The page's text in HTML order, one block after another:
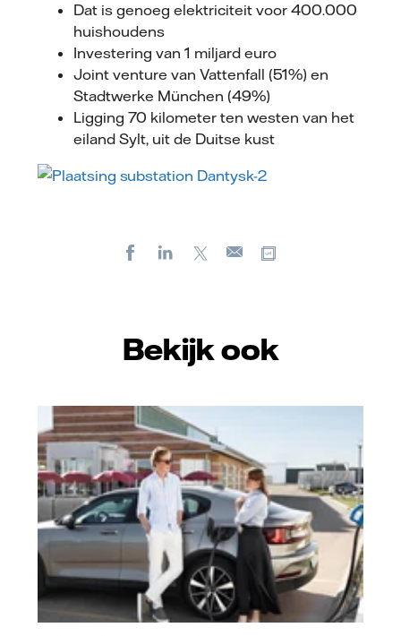
Dat is genoeg elektriciteit voor 400.000
huishoudens
Investering van 1 miljard euro
Joint venture van Vattenfall (51%) en
Stadtwerke München (49%)
Ligging 70 kilometer ten westen van het
eiland Sylt, uit de Duitse kust
FacebookLinkedIn
E-
Bekijk ook
Vattenfall/Jeanette Hägglund